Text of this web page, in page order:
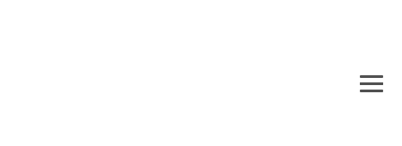
Gutachten-in-der-